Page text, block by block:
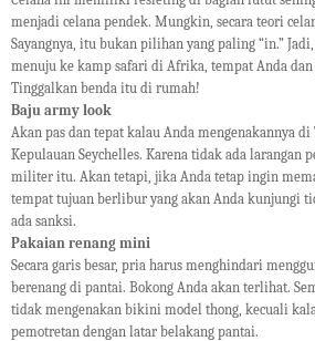
menjadi celana pendek. Mungkin, secara teori
Sayangnya, itu bukan pilihan yang paling “in.”
menuju ke kamp safari di Afrika, tempat Anda dan
Tinggalkan benda itu di rumah!
Baju army look
Akan pas dan tepat kalau Anda mengenakannya di
Kepulauan Seychelles. Karena tidak ada larangan
militer itu. Akan tetapi, jika Anda tetap ingin
tempat tujuan berlibur yang akan Anda kunjungi
ada sanksi.
Pakaian renang mini
Secara garis besar, pria harus menghindari
berenang di pantai. Bokong Anda akan terlihat.
tidak mengenakan bikini model thong, kecuali
pemotretan dengan latar belakang pantai.